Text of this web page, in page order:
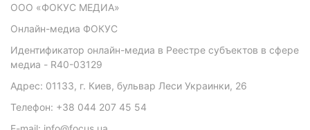
ООО «ФОКУС МЕДИА»
Онлайн-медиа ФОКУС
Идентификатор онлайн-медиа в Реестре субъектов в сфере
медиа - R40-03129
Адрес: 01133, г. Киев, бульвар Леси Украинки, 26
Телефон: +38 044 207 45 54